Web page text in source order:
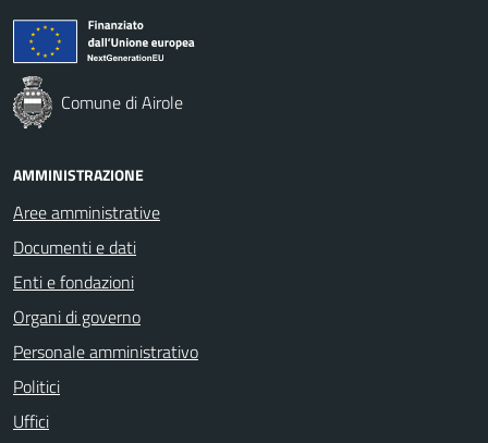
Comune di Airole
AMMINISTRAZIONE
Aree amministrative
Documenti e dati
Enti e fondazioni
Organi di governo
Personale amministrativo
Politici
Uffici